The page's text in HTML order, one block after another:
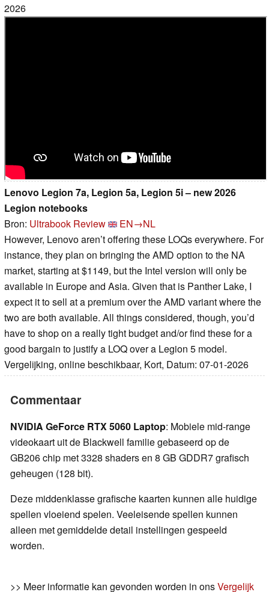
2026
Lenovo Legion 7a, Legion 5a, Legion 5i – new 2026
Legion notebooks
Bron: Ultrabook Review
EN→NL
However, Lenovo aren’t offering these LOQs everywhere. For
instance, they plan on bringing the AMD option to the NA
market, starting at $1149, but the Intel version will only be
available in Europe and Asia. Given that is Panther Lake, I
expect it to sell at a premium over the AMD variant where the
two are both available. All things considered, though, you’d
have to shop on a really tight budget and/or find these for a
good bargain to justify a LOQ over a Legion 5 model.
Vergelijking, online beschikbaar, Kort, Datum: 07-01-2026
Commentaar
NVIDIA GeForce RTX 5060 Laptop: Mobiele mid-range
videokaart uit de Blackwell familie gebaseerd op de
GB206 chip met 3328 shaders en 8 GB GDDR7 grafisch
geheugen (128 bit).
Deze middenklasse grafische kaarten kunnen alle huidige
spellen vloeiend spelen. Veeleisende spellen kunnen
alleen met gemiddelde detail instellingen gespeeld
worden.
>> Meer informatie kan gevonden worden in onsVergelijk